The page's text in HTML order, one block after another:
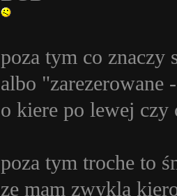
poza tym co znaczy
albo "zarezerowane
o kiere po lewej czy
poza tym troche to
ze mam zwykla